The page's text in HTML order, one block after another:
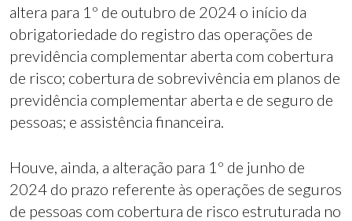
altera para 1º de outubro de 2024 o início da
obrigatoriedade do registro das operações de
previdência complementar aberta com cobertura
de risco; cobertura de sobrevivência em planos de
previdência complementar aberta e de seguro de
pessoas; e assistência financeira.
Houve, ainda, a alteração para 1º de junho de
2024 do prazo referente às operações de seguros
de pessoas com cobertura de risco estruturada no